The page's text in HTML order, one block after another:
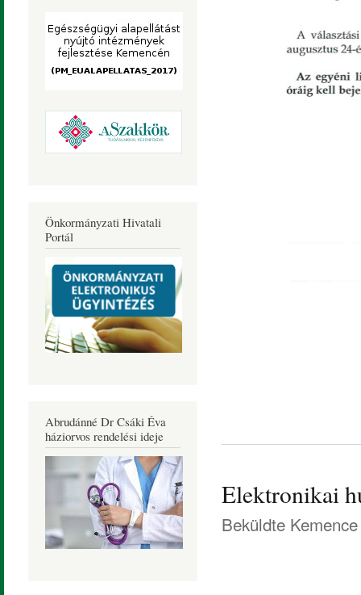
Önkormányzati Hivatali
Portál
Abrudánné Dr Csáki Éva
háziorvos rendelési ideje
Elektronikai
Beküldte